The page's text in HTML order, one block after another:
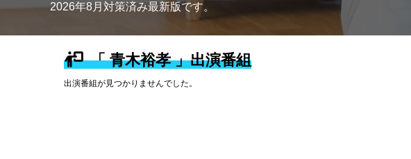
2026年8月対策済み最新版です。
「 青木裕孝 」出演番組
出演番組が見つかりませんでした。